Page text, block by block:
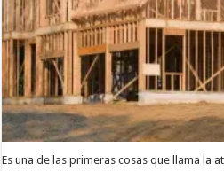
Es una de las primeras cosas que llama la